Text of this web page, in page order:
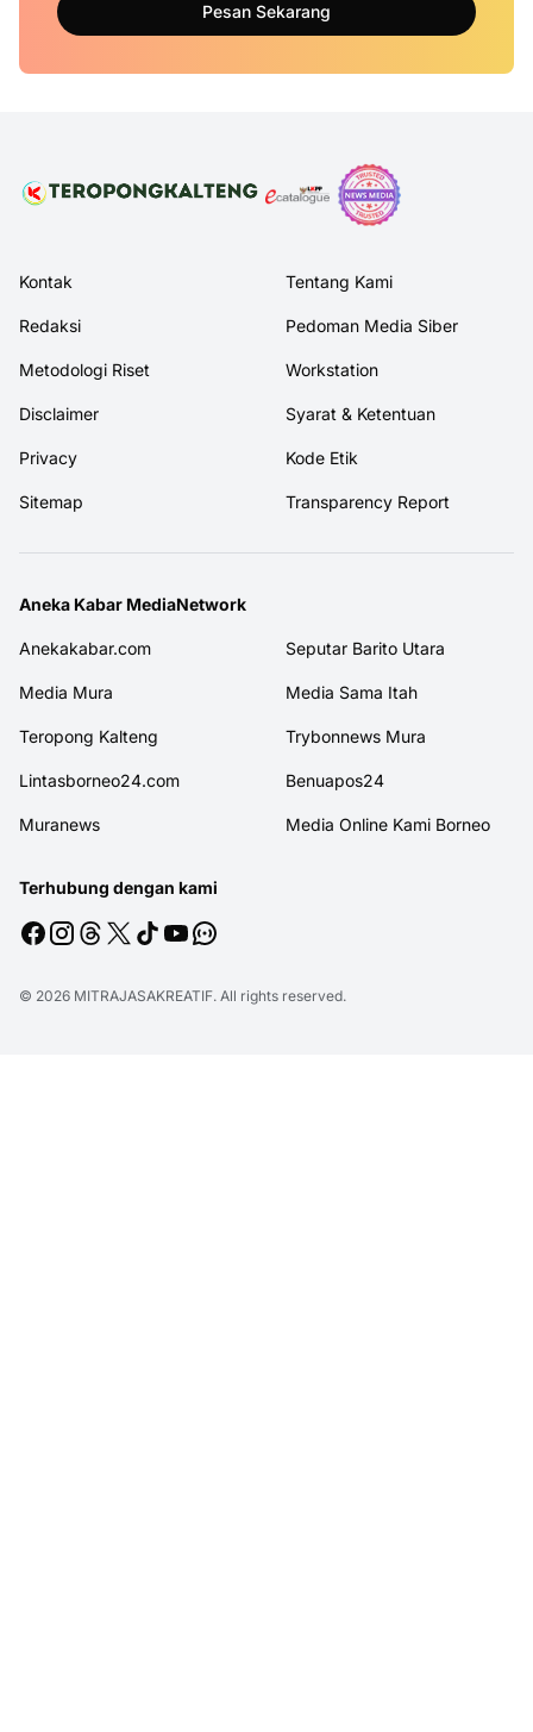
Pesan Sekarang
Kontak Tentang Kami
Redaksi Pedoman Media Siber
Metodologi Riset Workstation
Disclaimer Syarat & Ketentuan
Privacy Kode Etik
Sitemap Transparency Report
Aneka Kabar MediaNetwork
Anekakabar.com Seputar Barito Utara
Media Mura Media Sama Itah
Teropong Kalteng Trybonnews Mura
Lintasborneo24.com Benuapos24
Muranews Media Online Kami Borneo
Terhubung dengan kami
© 2026 MITRAJASAKREATIF. All rights reserved.